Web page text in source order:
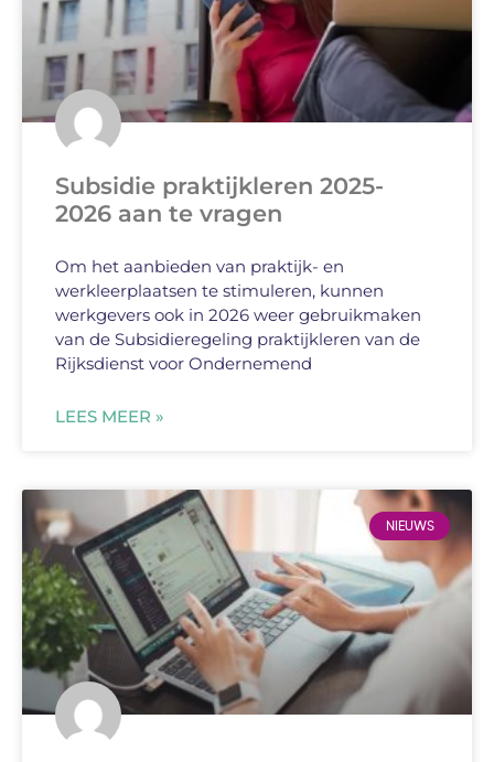
Subsidie praktijkleren 2025-
2026 aan te vragen
Om het aanbieden van praktijk- en
werkleerplaatsen te stimuleren, kunnen
werkgevers ook in 2026 weer gebruikmaken
van de Subsidieregeling praktijkleren van de
Rijksdienst voor Ondernemend
LEES MEER »
NIEUWS